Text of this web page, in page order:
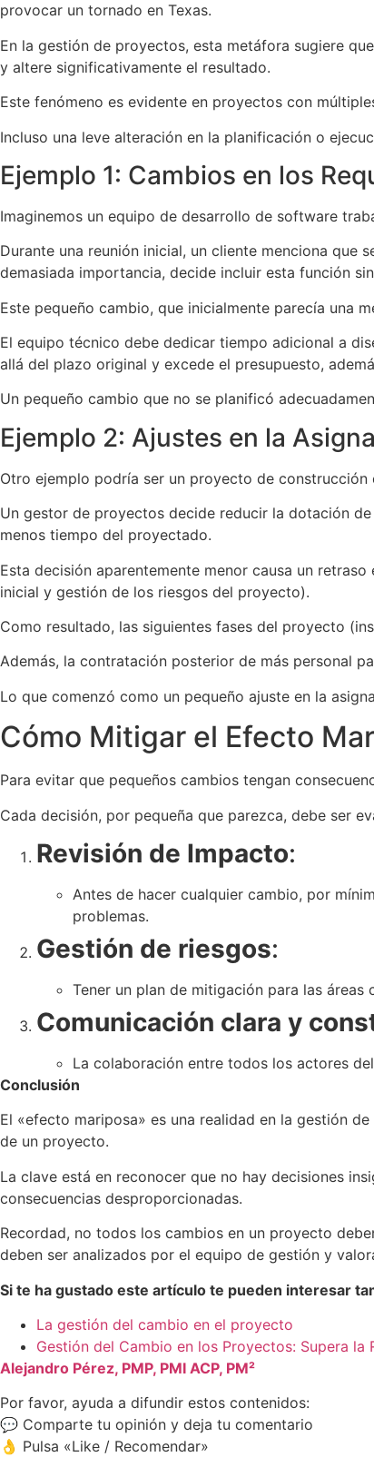
provocar un tornado en Texas.
En la gestión de proyectos, esta metáfora sugiere
y altere significativamente el resultado.
Este fenómeno es evidente en proyectos con
Incluso una leve alteración en la planificación o
Ejemplo 1: Cambios en los
Imaginemos un equipo de desarrollo de software
Durante una reunión inicial, un cliente menciona que
demasiada importancia, decide incluir esta función
Este pequeño cambio, que inicialmente parecía una
El equipo técnico debe dedicar tiempo adicional a
allá del plazo original y excede el presupuesto,
Un pequeño cambio que no se planificó
Ejemplo 2: Ajustes en la
Otro ejemplo podría ser un proyecto de construcción
Un gestor de proyectos decide reducir la dotación
menos tiempo del proyectado.
Esta decisión aparentemente menor causa un
inicial y gestión de los riesgos del proyecto).
Como resultado, las siguientes fases del proyecto
Además, la contratación posterior de más personal
Lo que comenzó como un pequeño ajuste en la
Cómo Mitigar el Efecto
Para evitar que pequeños cambios tengan
Cada decisión, por pequeña que parezca, debe ser
Revisión de Impacto:
Antes de hacer cualquier cambio, por
problemas.
Gestión de riesgos:
Tener un plan de mitigación para las
Comunicación clara y
La colaboración entre todos los actores
Conclusión
El «efecto mariposa» es una realidad en la gestión
de un proyecto.
La clave está en reconocer que no hay decisiones
consecuencias desproporcionadas.
Recordad, no todos los cambios en un proyecto
deben ser analizados por el equipo de gestión y
Si te ha gustado este artículo te pueden interesar
La gestión del cambio en el proyecto
Gestión del Cambio en los Proyectos: Supera la
Alejandro Pérez, PMP, PMI ACP, PM²
Por favor, ayuda a difundir estos contenidos:
💬 Comparte tu opinión y deja tu comentario
👌 Pulsa «Like / Recomendar»